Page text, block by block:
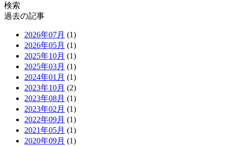
検索
過去の記事
2026年07月 (1)
2026年05月 (1)
2025年10月 (1)
2025年03月 (1)
2024年01月 (1)
2023年10月 (2)
2023年08月 (1)
2023年02月 (1)
2022年09月 (1)
2021年05月 (1)
2020年09月 (1)